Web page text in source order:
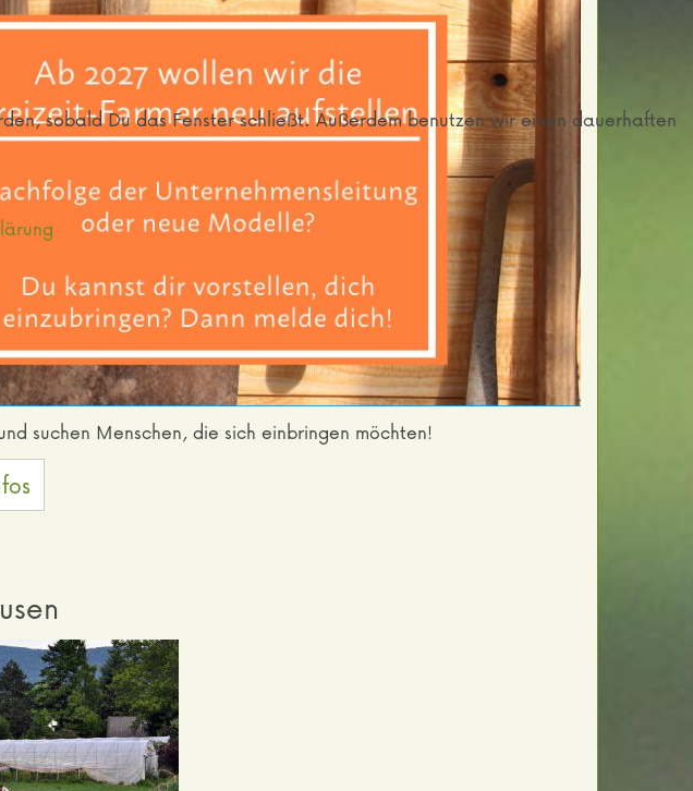
suchen Menschen, die sich einbringen möchten!
sobald Du das Fenster schließt. Außerdem benutzen wir einen dauerhaften